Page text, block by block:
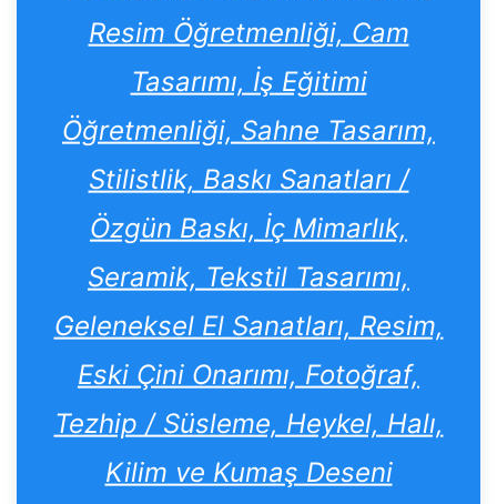
Resim Öğretmenliği, Cam
Tasarımı, İş Eğitimi
Öğretmenliği, Sahne Tasarım,
Stilistlik, Baskı Sanatları /
Özgün Baskı, İç Mimarlık,
Seramik, Tekstil Tasarımı,
Geleneksel El Sanatları, Resim,
Eski Çini Onarımı, Fotoğraf,
Tezhip / Süsleme, Heykel, Halı,
Kilim ve Kumaş Deseni